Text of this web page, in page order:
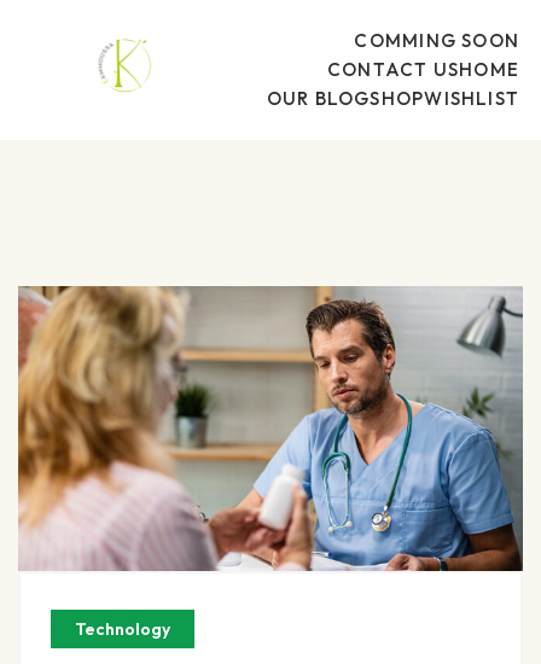
COMMING SOON
CONTACT USHOME
OUR BLOGSHOPWISHLIST
Technology